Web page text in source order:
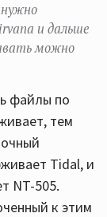
и дальше
можно
файлы по
тем
Tidal, и
NT-505.
к этим